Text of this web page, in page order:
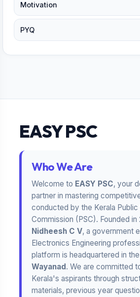
Motivation
PYQ
EASY PSC
Who We Are
Welcome to EASY PSC, your
partner in mastering
conducted by the Kerala Public
Commission (PSC). Founded in
Nidheesh C V, a government
Electronics Engineering
platform is headquartered in
Wayanad . We are committed
Kerala's aspirants through
materials, previous year